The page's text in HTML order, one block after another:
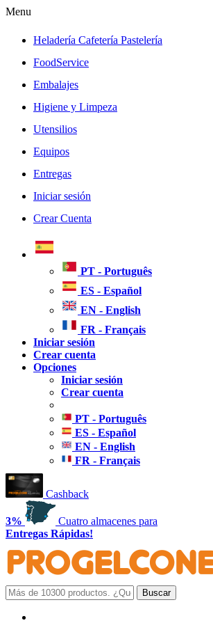
Menu
Heladería Cafetería Pastelería
FoodService
Embalajes
Higiene y Limpeza
Utensilios
Equipos
Entregas
Iniciar sesión
Crear Cuenta
PT - Português
ES - Español
EN - English
FR - Français
Iniciar sesión
Crear cuenta
Opciones
Iniciar sesión
Crear cuenta
PT - Português
ES - Español
EN - English
FR - Français
Cashback
3%
Cuatro almacenes para
Entregas Rápidas!